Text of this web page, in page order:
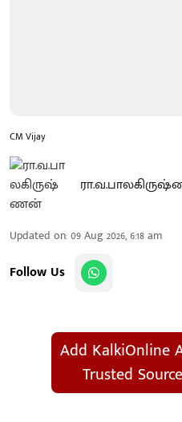
CM Vijay
Updated on:09 Aug 2026, 6:18 am
Follow Us
Add KalkiOnline
Trusted Source